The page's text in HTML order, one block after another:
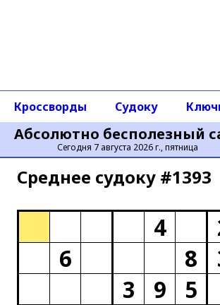
Абсолютно бесполезный
Сегодня 7 августа 2026 г., пятница
Кроссворды Судоку
Среднее cудоку #1393
4
6
8
3
9 5